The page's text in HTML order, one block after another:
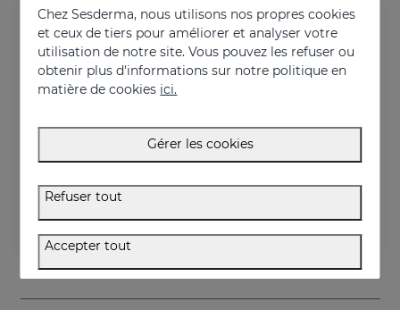
VITISES Ecad Gel
57.95 €
Chez Sesderma, nous utilisons nos propres cookies
et ceux de tiers pour améliorer et analyser votre
utilisation de notre site. Vous pouvez les refuser ou
obtenir plus d'informations sur notre politique en
matière de cookies ici.
Gérer les cookies
Refuser tout
Accepter tout